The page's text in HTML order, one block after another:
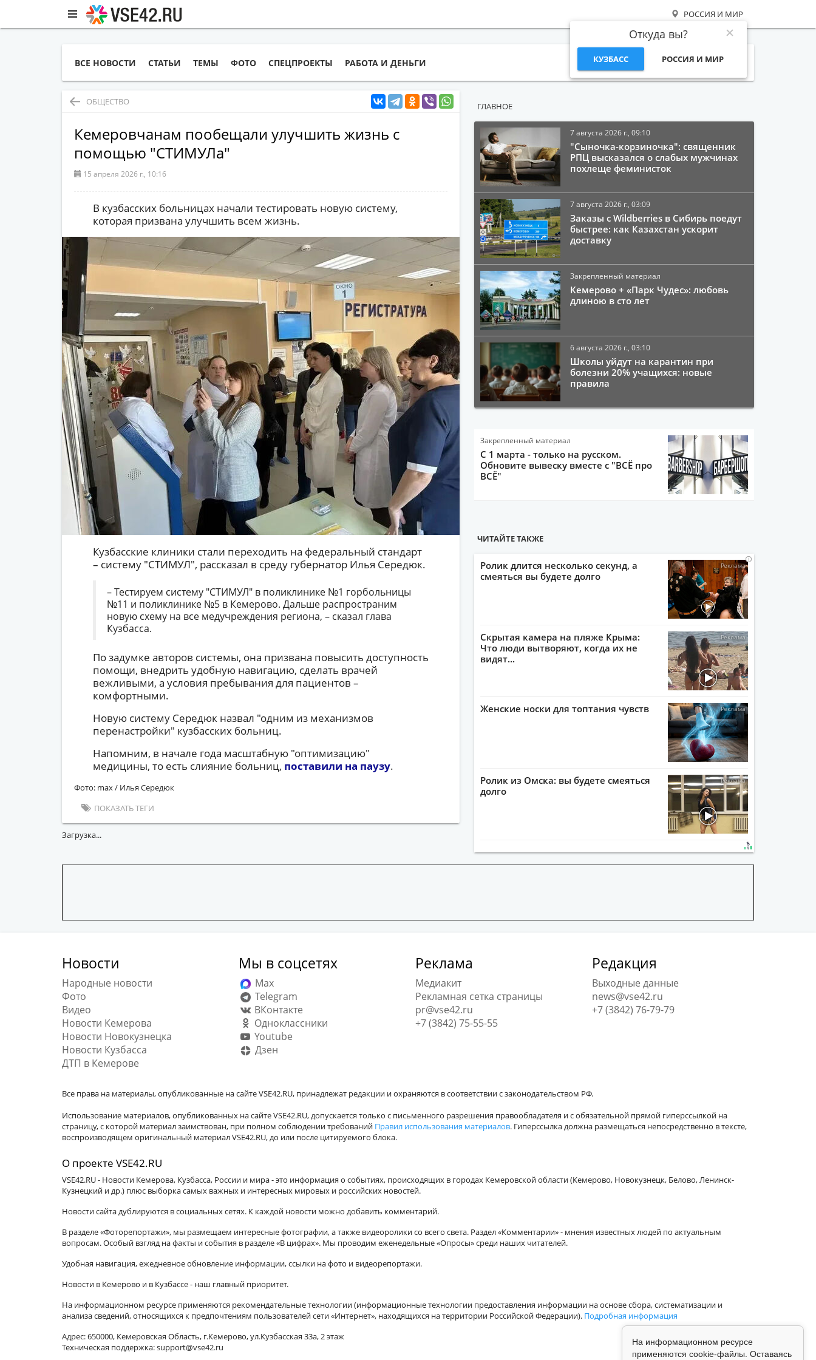
РОССИЯ И МИР
Откуда вы?
КУЗБАСС РОССИЯ И МИР
ВСЕ НОВОСТИ СТАТЬИ ТЕМЫ ФОТО СПЕЦПРОЕКТЫ РАБОТА И ДЕНЬГИ Поиск
ОБЩЕСТВО
Кемеровчанам пообещали улучшить жизнь с
помощью "СТИМУЛа"
15 апреля 2026 г., 10:16
В кузбасских больницах начали тестировать новую систему,
которая призвана улучшить всем жизнь.
Кузбасские клиники стали переходить на федеральный стандарт
– систему "СТИМУЛ", рассказал в среду губернатор Илья Середюк.
– Тестируем систему "СТИМУЛ" в поликлинике №1 горбольницы
№11 и поликлинике №5 в Кемерово. Дальше распространим
новую схему на все медучреждения региона, – сказал глава
Кузбасса.
По задумке авторов системы, она призвана повысить доступность
помощи, внедрить удобную навигацию, сделать врачей
вежливыми, а условия пребывания для пациентов –
комфортными.
Новую систему Середюк назвал "одним из механизмов
перенастройки" кузбасских больниц.
Напомним, в начале года масштабную "оптимизацию"
медицины, то есть слияние больниц, поставили на паузу.
Фото: max / Илья Середюк
ПОКАЗАТЬ ТЕГИ
Загрузка...
ГЛАВНОЕ
7 августа 2026 г., 09:10
"Сыночка-корзиночка": священник
РПЦ высказался о слабых мужчинах
похлеще феминисток
7 августа 2026 г., 03:09
Заказы с Wildberries в Сибирь поедут
быстрее: как Казахстан ускорит
доставку
Закрепленный материал
Кемерово + «Парк Чудес»: любовь
длиною в сто лет
6 августа 2026 г., 03:10
Школы уйдут на карантин при
болезни 20% учащихся: новые
правила
Закрепленный материал
С 1 марта - только на русском.
Обновите вывеску вместе с "ВСЁ про
ВСЁ"
ЧИТАЙТЕ ТАКЖЕ
i
Ролик длится несколько секунд, а
смеяться вы будете долго
i
Скрытая камера на пляже Крыма:
Что люди вытворяют, когда их не
видят...
i
Женские носки для топтания чувств
i
Ролик из Омска: вы будете смеяться
долго
Новости
Народные новости
Фото
Видео
Новости Кемерова
Новости Новокузнецка
Новости Кузбасса
ДТП в Кемерове
Мы в соцсетях
Max
Telegram
ВКонтакте
Одноклассники
Youtube
Дзен
Реклама
Медиакит
Рекламная сетка страницы
pr@vse42.ru
+7 (3842) 75-55-55
Редакция
Выходные данные
news@vse42.ru
+7 (3842) 76-79-79
Все права на материалы, опубликованные на сайте VSE42.RU, принадлежат редакции и охраняются в соответствии с законодательством РФ.
Использование материалов, опубликованных на сайте VSE42.RU, допускается только с письменного разрешения правообладателя и с обязательной прямой гиперссылкой на
страницу, с которой материал заимствован, при полном соблюдении требований Правил использования материалов. Гиперссылка должна размещаться непосредственно в тексте,
воспроизводящем оригинальный материал VSE42.RU, до или после цитируемого блока.
О проекте VSE42.RU
VSE42.RU - Новости Кемерова, Кузбасса, России и мира - это информация о событиях, происходящих в городах Кемеровской области (Кемерово, Новокузнецк, Белово, Ленинск-
Кузнецкий и др.) плюс выборка самых важных и интересных мировых и российских новостей.
Новости сайта дублируются в социальных сетях. К каждой новости можно добавить комментарий.
В разделе «Фоторепортажи», мы размещаем интересные фотографии, а также видеоролики со всего света. Раздел «Комментарии» - мнения известных людей по актуальным
вопросам. Особый взгляд на факты и события в разделе «В цифрах». Мы проводим еженедельные «Опросы» среди наших читателей.
Удобная навигация, ежедневное обновление информации, ссылки на фото и видеорепортажи.
Новости в Кемерово и в Кузбассе - наш главный приоритет.
На информационном ресурсе применяются рекомендательные технологии (информационные технологии предоставления информации на основе сбора, систематизации и
анализа сведений, относящихся к предпочтениям пользователей сети «Интернет», находящихся на территории Российской Федерации). Подробная информация
Адрес: 650000, Кемеровская Область, г.Кемерово, ул.Кузбасская 33а, 2 этаж
Техническая поддержка: support@vse42.ru
На информационном ресурсе
применяются cookie-файлы. Оставаясь